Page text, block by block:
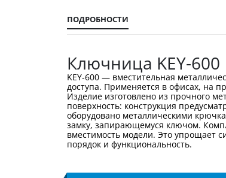
началу
галереи
изображений
ПОДРОБНОСТИ
Ключница KEY-600
KEY-600 — вместительная
доступа. Применяется в офисах, на
Изделие изготовлено из прочного
поверхность: конструкция
оборудовано металлическими
замку, запирающемуся ключом.
вместимость модели. Это упрощает
порядок и функциональность.